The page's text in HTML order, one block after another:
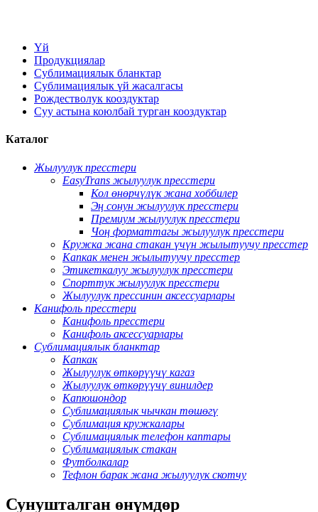
Үй
Продукциялар
Сублимациялык бланктар
Сублимациялык үй жасалгасы
Рождестволук кооздуктар
Суу астына коюлбай турган кооздуктар
Каталог
Жылуулук пресстери
EasyTrans жылуулук пресстери
Кол өнөрчүлүк жана хоббилер
Эң сонун жылуулук пресстери
Премиум жылуулук пресстери
Чоң форматтагы жылуулук пресстери
Кружка жана стакан үчүн жылытуучу пресстер
Капкак менен жылытуучу пресстер
Этикеткалуу жылуулук пресстери
Спорттук жылуулук пресстери
Жылуулук прессинин аксессуарлары
Канифоль пресстери
Канифоль пресстери
Канифоль аксессуарлары
Сублимациялык бланктар
Капкак
Жылуулук өткөрүүчү кагаз
Жылуулук өткөрүүчү винилдер
Капюшондор
Сублимациялык чычкан төшөгү
Сублимация кружкалары
Сублимациялык телефон каптары
Сублимациялык стакан
Футболкалар
Тефлон барак жана жылуулук скотчу
Сунушталган өнүмдөр